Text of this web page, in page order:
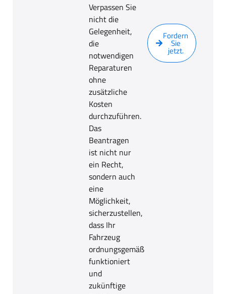
Verpassen Sie
nicht die
Gelegenheit,
die
notwendigen
Reparaturen
ohne
zusätzliche
Kosten
durchzuführen.
Das
Beantragen
ist nicht nur
ein Recht,
sondern auch
eine
Möglichkeit,
sicherzustellen,
dass Ihr
Fahrzeug
ordnungsgemäß
funktioniert
und
zukünftige
Fordern
Sie
jetzt.